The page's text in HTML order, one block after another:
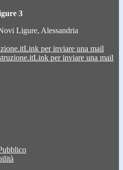
3
Ligure, Alessandria
Link per inviare una mail
Link per inviare una mail